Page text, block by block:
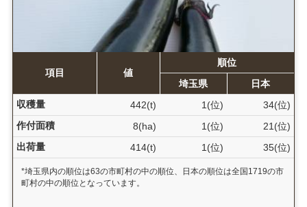
項目 値
順位
埼玉県
日本
収穫量
442(t) 1(位)
34(位)
作付面積
8(ha) 1(位)
21(位)
出荷量
414(t) 1(位) 35(位)
*埼玉県内の順位は63の市町村の中の順位、日本の順位は全国1719の市
町村の中の順位となっています。